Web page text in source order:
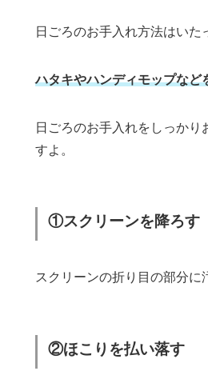
日ごろのお手入れ方法はいた
ハタキやハンディモップなど
日ごろのお手入れをしっか
すよ。
①スクリーンを降ろす
スクリーンの折り目の部分に
②ほこりを払い落す